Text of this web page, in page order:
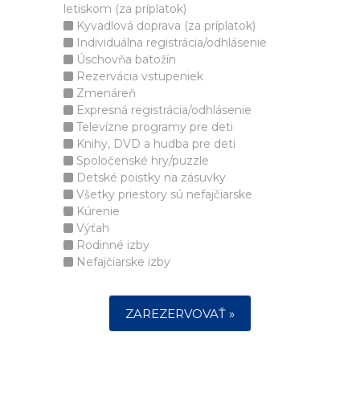
letiskom (za príplatok)
Kyvadlová doprava (za príplatok)
Individuálna registrácia/odhlásenie
Úschovňa batožín
Rezervácia vstupeniek
Zmenáreň
Expresná registrácia/odhlásenie
Televízne programy pre deti
Knihy, DVD a hudba pre deti
Spoločenské hry/puzzle
Detské poistky na zásuvky
Všetky priestory sú nefajčiarske
Kúrenie
Výťah
Rodinné izby
Nefajčiarske izby
ZAREZERVOVAŤ »